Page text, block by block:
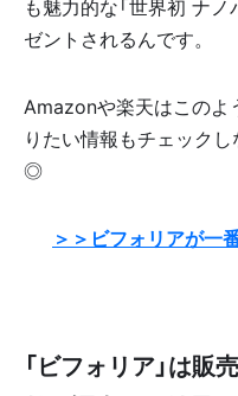
も魅力的な「世界初 ナ
ゼントされるんです。
Amazonや楽天はこのよ
りたい情報もチェック
◎
＞＞ビフォリアが一
「ビフォリア」は